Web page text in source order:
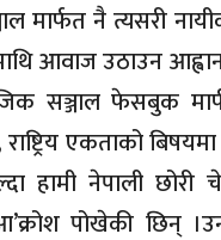
मार्फत नै त्यसरी
आवाज उठाउन
सञ्जाल फेसबुक
एकताको
हामी नेपाली छोरी
पोखेकी छिन्